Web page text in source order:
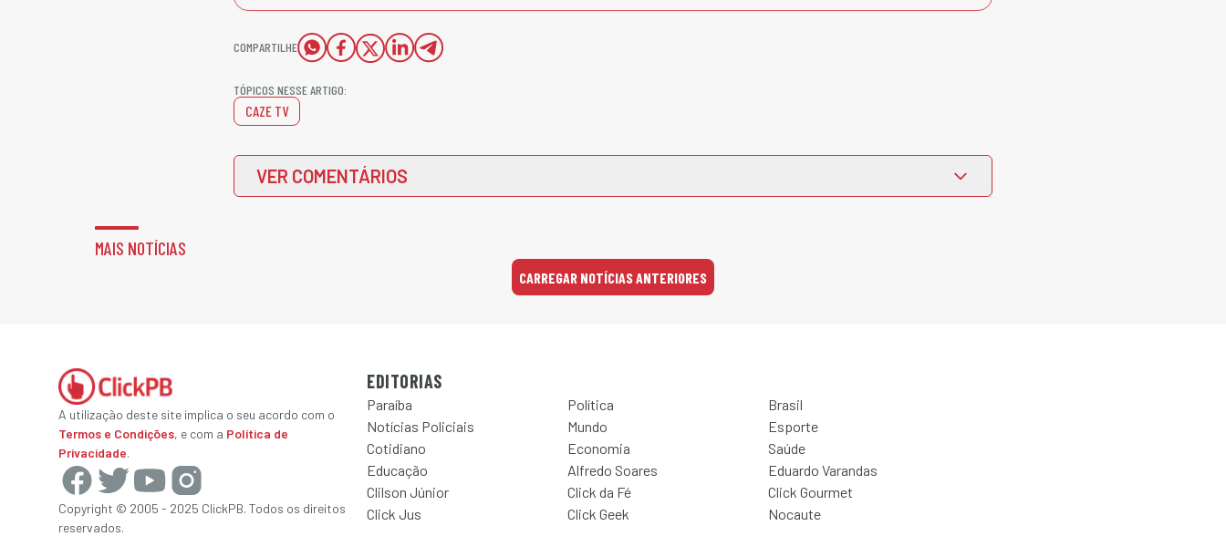
COMPARTILHE
TÓPICOS NESSE ARTIGO:
CAZE TV
VER COMENTÁRIOS
MAIS NOTÍCIAS
CARREGAR NOTÍCIAS ANTERIORES
A utilização deste site implica o seu acordo com o
Termos e Condições, e com a Política de
Privacidade.
Copyright © 2005 - 2025 ClickPB. Todos os direitos
reservados.
EDITORIAS
Paraíba Política
Brasil
Notícias Policiais
Mundo
Esporte
Cotidiano
Economia
Saúde
Educação
Alfredo Soares
Eduardo Varandas
Clilson Júnior
Click da Fé
Click Gourmet
Click Jus
Click Geek Nocaute